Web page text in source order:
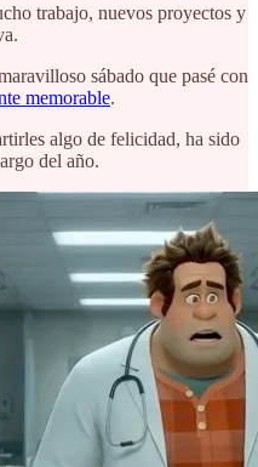
trabajo, nuevos proyectos y
sábado que pasé con
memorable.
algo de felicidad, ha sido
del año.